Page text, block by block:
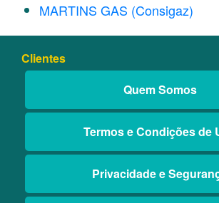
MARTINS GAS (Consigaz)
Clientes
Quem Somos
Termos e Condições de
Privacidade e